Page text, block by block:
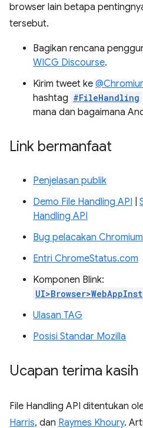
browser lain betapa
tersebut.
Bagikan rencana
WICG Discourse.
Kirim tweet ke
hashtag #FileHandling
mana dan bagaimana
Link bermanfaat
Penjelasan publik
Demo File Handling API
Handling API
Bug pelacakan Chromium
Entri ChromeStatus.com
Komponen Blink:
Ulasan TAG
Posisi Standar Mozilla
Ucapan terima kasih
File Handling API ditentukan
Harris, dan Raymes Khoury.